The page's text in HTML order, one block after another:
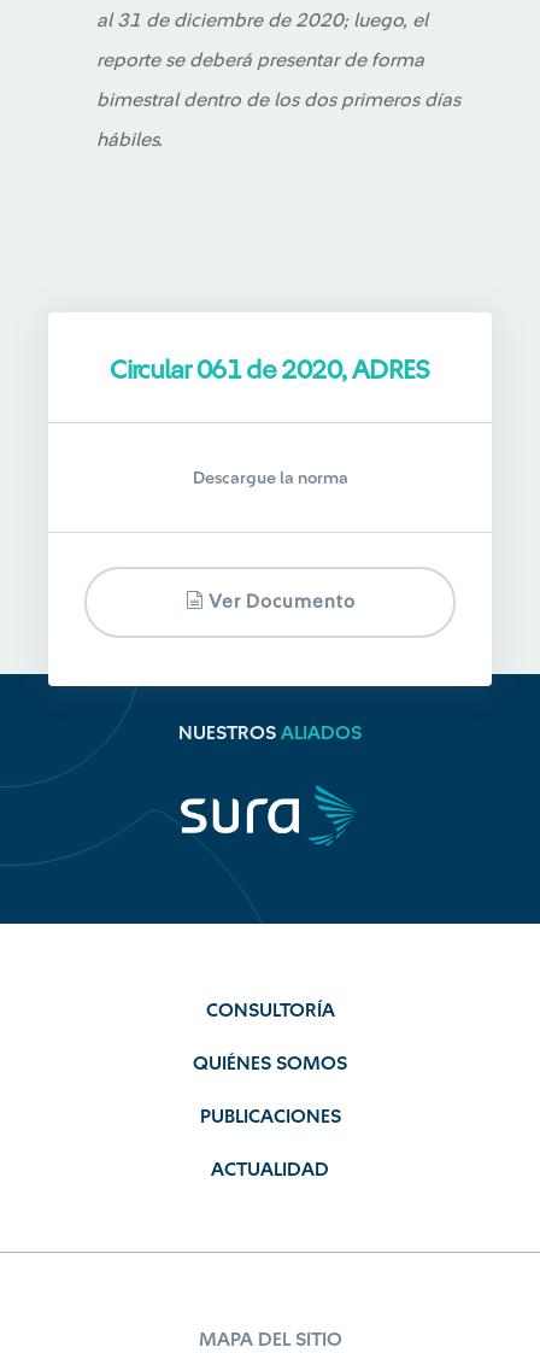
al 31 de diciembre de 2020; luego, el
reporte se deberá presentar de forma
bimestral dentro de los dos primeros días
hábiles.
Circular 061 de 2020, ADRES
Descargue la norma
Ver Documento
NUESTROS ALIADOS
CONSULTORÍA
QUIÉNES SOMOS
PUBLICACIONES
ACTUALIDAD
MAPA DEL SITIO